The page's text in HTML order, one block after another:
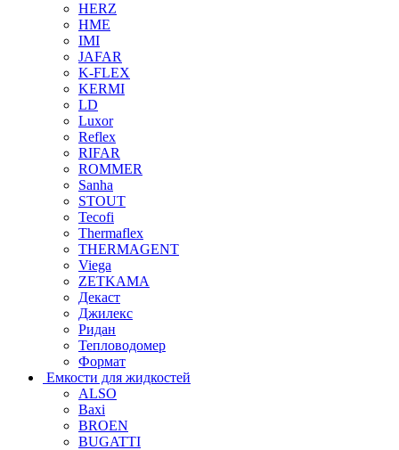
HERZ
HME
IMI
JAFAR
K-FLEX
KERMI
LD
Luxor
Reflex
RIFAR
ROMMER
Sanha
STOUT
Tecofi
Thermaflex
THERMAGENT
Viega
ZETKAMA
Декаст
Джилекс
Ридан
Тепловодомер
Формат
Емкости для жидкостей
ALSO
Baxi
BROEN
BUGATTI